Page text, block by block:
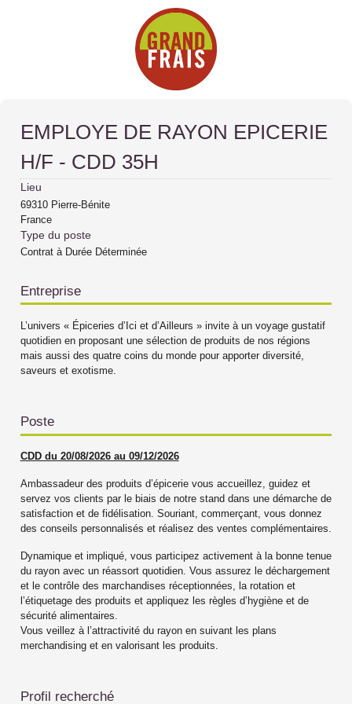
EMPLOYE DE RAYON EPICERIE
H/F - CDD 35H
Lieu
69310 Pierre-Bénite
France
Type du poste
Contrat à Durée Déterminée
Entreprise
L’univers « Épiceries d’Ici et d’Ailleurs » invite à un voyage gustatif
quotidien en proposant une sélection de produits de nos régions
mais aussi des quatre coins du monde pour apporter diversité,
saveurs et exotisme.
Poste
CDD du 20/08/2026 au 09/12/2026
Ambassadeur des produits d’épicerie vous accueillez, guidez et
servez vos clients par le biais de notre stand dans une démarche de
satisfaction et de fidélisation. Souriant, commerçant, vous donnez
des conseils personnalisés et réalisez des ventes complémentaires.
Dynamique et impliqué, vous participez activement à la bonne tenue
du rayon avec un réassort quotidien. Vous assurez le déchargement
et le contrôle des marchandises réceptionnées, la rotation et
l’étiquetage des produits et appliquez les règles d’hygiène et de
sécurité alimentaires.
Vous veillez à l’attractivité du rayon en suivant les plans
merchandising et en valorisant les produits.
Profil recherché